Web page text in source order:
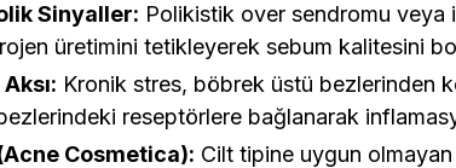
Sinyaller: Polikistik over sendromu veya
üretimini tetikleyerek sebum kalitesini
Kronik stres, böbrek üstü bezlerinden
reseptörlere bağlanarak
Cosmetica): Cilt tipine uygun